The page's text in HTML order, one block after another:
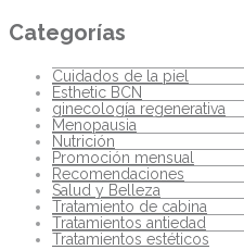
Categorías
Cuidados de la piel
Esthetic BCN
ginecología regenerativa
Menopausia
Nutrición
Promoción mensual
Recomendaciones
Salud y Belleza
Tratamiento de cabina
Tratamientos antiedad
Tratamientos estéticos